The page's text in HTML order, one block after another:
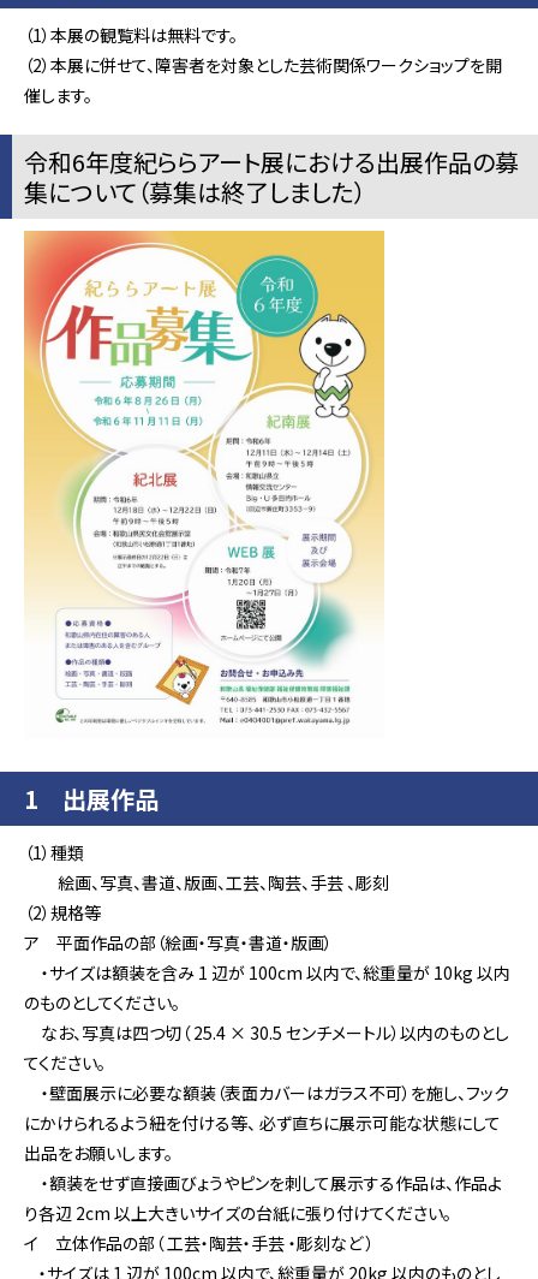
（1）本展の観覧料は無料です。
（2）本展に併せて、障害者を対象とした芸術関係ワークショップを開
催します。
令和6年度紀ららアート展における出展作品の募
集について（募集は終了しました）
1 出展作品
（1）種類
絵画、写真、書道、版画、工芸、陶芸、手芸 、彫刻
（2）規格等
ア 平面作品の部（絵画・写真・書道・版画）
・サイズは額装を含み 1 辺が 100cm 以内で、総重量が 10kg 以内
のものとしてください。
なお、写真は四つ切（ 25.4 × 30.5 センチメートル）以内のものとし
てください。
・壁面展示に必要な額装（表面カバーはガラス不可）を施し、フック
にかけられるよう紐を付ける等、 必ず直ちに展示可能な状態にして
出品をお願いします。
・額装をせず直接画びょうやピンを刺して展示する作品は、作品よ
り各辺 2cm 以上大きいサイズの台紙に張り付けてください。
イ 立体作品の部（ 工芸・陶芸・手芸 ・彫刻など ）
・サイズは 1 辺が 100cm 以内で、総重量が 20kg 以内のものとし